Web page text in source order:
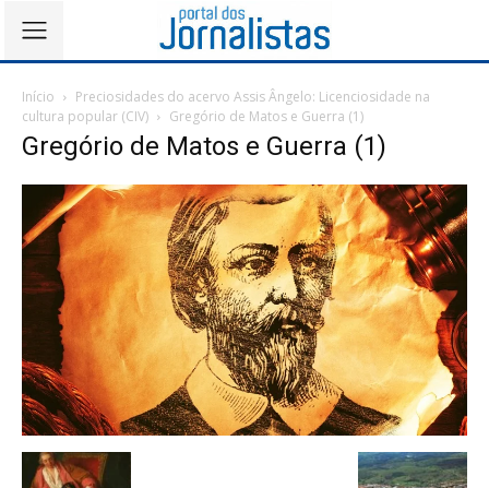
Início
Preciosidades do acervo Assis Ângelo: Licenciosidade na
cultura popular (CIV)
Gregório de Matos e Guerra (1)
Gregório de Matos e Guerra (1)